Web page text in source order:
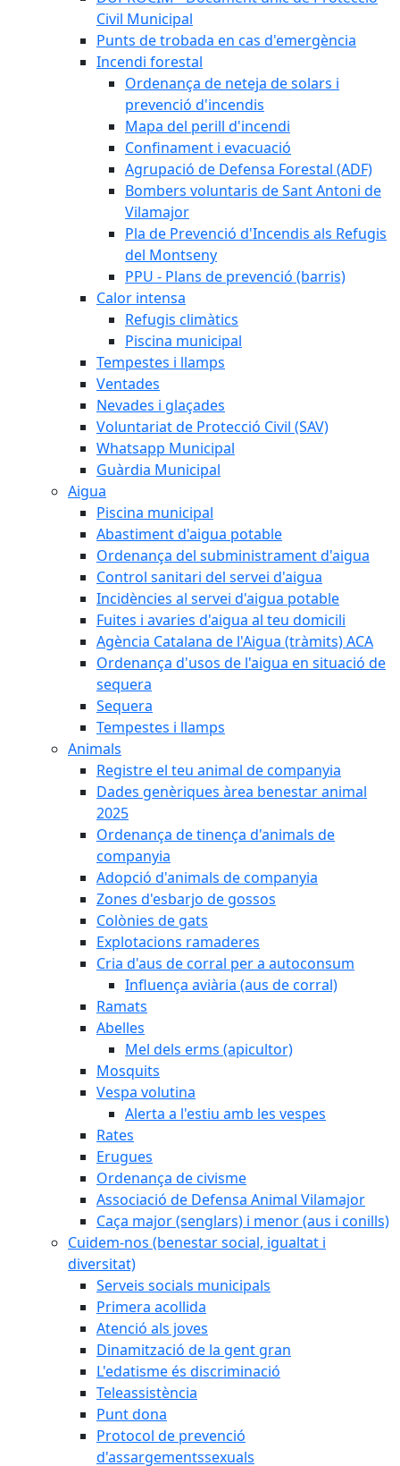
Civil Municipal
Punts de trobada en cas d'emergència
Incendi forestal
Ordenança de neteja de solars i
prevenció d'incendis
Mapa del perill d'incendi
Confinament i evacuació
Agrupació de Defensa Forestal (ADF)
Bombers voluntaris de Sant Antoni de
Vilamajor
Pla de Prevenció d'Incendis als Refugis
del Montseny
PPU - Plans de prevenció (barris)
Calor intensa
Refugis climàtics
Piscina municipal
Tempestes i llamps
Ventades
Nevades i glaçades
Voluntariat de Protecció Civil (SAV)
Whatsapp Municipal
Guàrdia Municipal
Aigua
Piscina municipal
Abastiment d'aigua potable
Ordenança del subministrament d'aigua
Control sanitari del servei d'aigua
Incidències al servei d'aigua potable
Fuites i avaries d'aigua al teu domicili
Agència Catalana de l'Aigua (tràmits) ACA
Ordenança d'usos de l'aigua en situació de
sequera
Sequera
Tempestes i llamps
Animals
Registre el teu animal de companyia
Dades genèriques àrea benestar animal
2025
Ordenança de tinença d'animals de
companyia
Adopció d'animals de companyia
Zones d'esbarjo de gossos
Colònies de gats
Explotacions ramaderes
Cria d'aus de corral per a autoconsum
Influença aviària (aus de corral)
Ramats
Abelles
Mel dels erms (apicultor)
Mosquits
Vespa volutina
Alerta a l'estiu amb les vespes
Rates
Erugues
Ordenança de civisme
Associació de Defensa Animal Vilamajor
Caça major (senglars) i menor (aus i conills)
Cuidem-nos (benestar social, igualtat i
diversitat)
Serveis socials municipals
Primera acollida
Atenció als joves
Dinamització de la gent gran
L'edatisme és discriminació
Teleassistència
Punt dona
Protocol de prevenció
d'assargementssexuals